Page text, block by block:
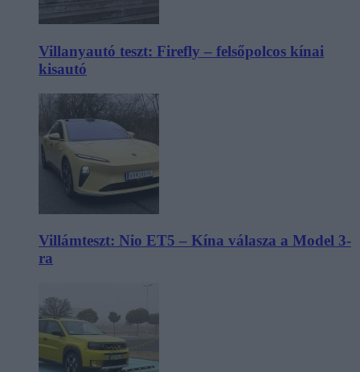
Villanyautó teszt: Firefly – felsőpolcos kínai
kisautó
Villámteszt: Nio ET5 – Kína válasza a Model 3-
ra